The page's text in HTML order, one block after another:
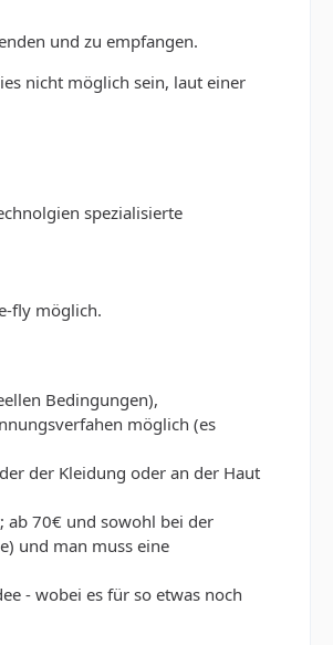
und zu empfangen.
nicht möglich sein, laut einer
spezialisierte
fly möglich.
Bedingungen),
möglich (es
der Kleidung oder an der Haut
ab 70€ und sowohl bei der
und man muss eine
- wobei es für so etwas noch